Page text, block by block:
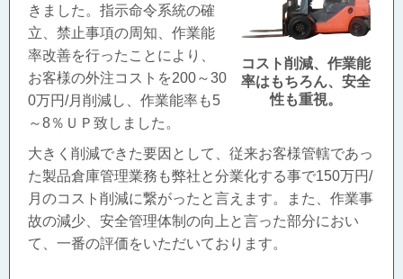
コスト削減、作業能
率はもちろん、安全
性も重視。
きました。指示命令系統の確
立、禁止事項の周知、作業能
率改善を行ったことにより、
お客様の外注コストを200～30
0万円/月削減し、作業能率も5
～8％ＵＰ致しました。
大きく削減できた要因として、従来お客様管轄であっ
た製品倉庫管理業務も弊社と分業化する事で150万円/
月のコスト削減に繋がったと言えます。また、作業事
故の減少、安全管理体制の向上と言った部分におい
て、一番の評価をいただいております。